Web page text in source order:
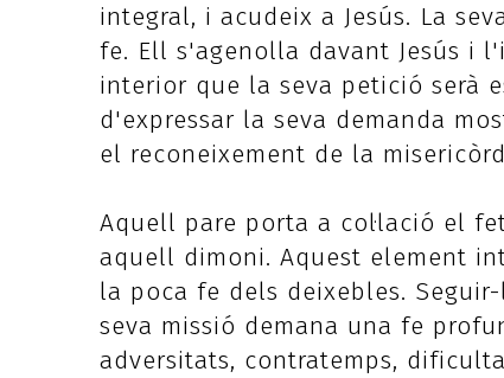
integral, i acudeix a Jesús. La
fe. Ell s'agenolla davant Jesús i
interior que la seva petició serà
d'expressar la seva demanda
el reconeixement de la
Aquell pare porta a col·lació el
aquell dimoni. Aquest element
la poca fe dels deixebles.
seva missió demana una fe
adversitats, contratemps,